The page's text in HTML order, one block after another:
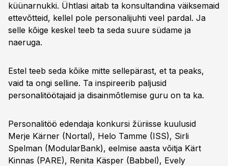
küünarnukki. Ühtlasi aitab ta konsultandina väiksemaid
ettevõtteid, kellel pole personalijuhti veel pardal. Ja
selle kõige keskel teeb ta seda suure südame ja
naeruga.
Estel teeb seda kõike mitte sellepärast, et ta peaks,
vaid ta ongi selline. Ta inspireerib paljusid
personalitöötajaid ja disainmõtlemise guru on ta ka.
Personalitöö edendaja konkursi žüriisse kuulusid
Merje Kärner (Nortal), Helo Tamme (ISS), Sirli
Spelman (ModularBank), eelmise aasta võitja Kärt
Kinnas (PARE), Renita Käsper (Babbel), Evely